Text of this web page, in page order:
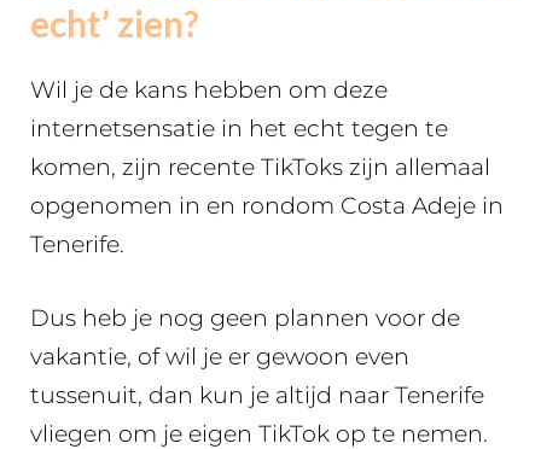
echt’ zien?
Wil je de kans hebben om deze
internetsensatie in het echt tegen te
komen, zijn recente TikToks zijn allemaal
opgenomen in en rondom Costa Adeje in
Tenerife.
Dus heb je nog geen plannen voor de
vakantie, of wil je er gewoon even
tussenuit, dan kun je altijd naar Tenerife
vliegen om je eigen TikTok op te nemen.